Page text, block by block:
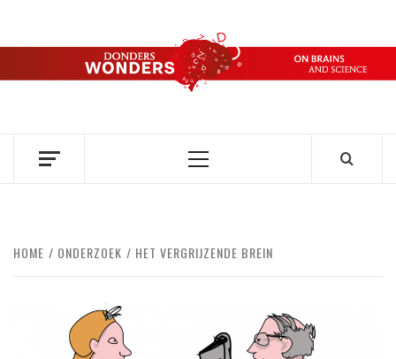
de
DONDERS
OVER HERSENEN EN WETENSCHAP // ON BRAINS AND
Primair
HOME ONDERZOEK HET VERGRIJZENDE BREIN